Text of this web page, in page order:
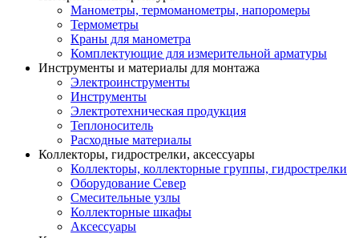
Манометры, термоманометры, напоромеры
Термометры
Краны для манометра
Комплектующие для измерительной арматуры
Инструменты и материалы для монтажа
Электроинструменты
Инструменты
Электротехническая продукция
Теплоноситель
Расходные материалы
Коллекторы, гидрострелки, аксессуары
Коллекторы, коллекторные группы, гидрострелки
Оборудование Север
Смесительные узлы
Коллекторные шкафы
Аксессуары